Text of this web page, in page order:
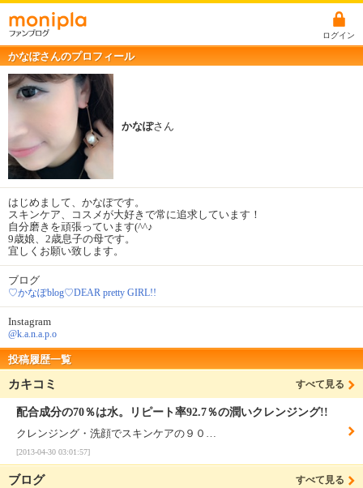
ログイン
かなぽさんのプロフィール
かなぽさん
はじめまして、かなぽです。
スキンケア、コスメが大好きで常に追求しています！
自分磨きを頑張っています(^^♪
9歳娘、2歳息子の母です。
宜しくお願い致します。
ブログ
♡かなぽblog♡DEAR pretty GIRL!!
Instagram
@k.a.n.a.p.o
投稿履歴一覧
カキコミ すべて見る
配合成分の70％は水。リピート率92.7％の潤いクレンジング!!
クレンジング・洗顔でスキンケアの９０…
[2013-04-30 03:01:57]
ブログ すべて見る